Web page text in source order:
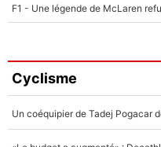
Cyclisme